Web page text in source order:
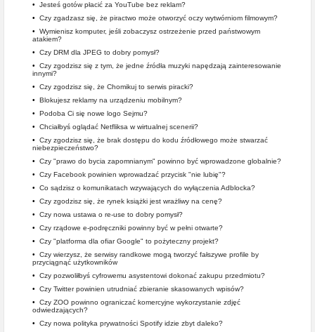
• Jesteś gotów płacić za YouTube bez reklam?
• Czy zgadzasz się, że piractwo może otworzyć oczy wytwórniom filmowym?
• Wymienisz komputer, jeśli zobaczysz ostrzeżenie przed państwowym
atakiem?
• Czy DRM dla JPEG to dobry pomysł?
• Czy zgodzisz się z tym, że jedne źródła muzyki napędzają zainteresowanie
innymi?
• Czy zgodzisz się, że Chomikuj to serwis piracki?
• Blokujesz reklamy na urządzeniu mobilnym?
• Podoba Ci się nowe logo Sejmu?
• Chciałbyś oglądać Netfliksa w wirtualnej scenerii?
• Czy zgodzisz się, że brak dostępu do kodu źródłowego może stwarzać
niebezpieczeństwo?
• Czy "prawo do bycia zapomnianym" powinno być wprowadzone globalnie?
• Czy Facebook powinien wprowadzać przycisk "nie lubię"?
• Co sądzisz o komunikatach wzywających do wyłączenia Adblocka?
• Czy zgodzisz się, że rynek książki jest wrażliwy na cenę?
• Czy nowa ustawa o re-use to dobry pomysł?
• Czy rządowe e-podręczniki powinny być w pełni otwarte?
• Czy "platforma dla ofiar Google" to pożyteczny projekt?
• Czy wierzysz, że serwisy randkowe mogą tworzyć fałszywe profile by
przyciągnąć użytkowników
• Czy pozwoliłbyś cyfrowemu asystentowi dokonać zakupu przedmiotu?
• Czy Twitter powinien utrudniać zbieranie skasowanych wpisów?
• Czy ZOO powinno ograniczać komercyjne wykorzystanie zdjęć
odwiedzających?
• Czy nowa polityka prywatności Spotify idzie zbyt daleko?